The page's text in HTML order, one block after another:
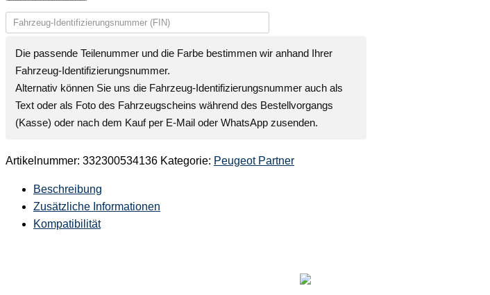
Die passende Teilenummer und die Farbe bestimmen wir anhand Ihrer
Fahrzeug-Identifizierungsnummer.
Alternativ können Sie uns die Fahrzeug-Identifizierungsnummer auch als
Text oder als Foto des Fahrzeugscheins während des Bestellvorgangs
(Kasse) oder nach dem Kauf per E-Mail oder WhatsApp zusenden.
Artikelnummer: 332300534136 Kategorie: Peugeot Partner
Beschreibung
Zusätzliche Informationen
Kompatibilität